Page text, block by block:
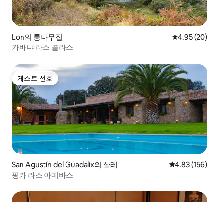
Lon의 통나무집 평점 4.95점(5
4.95 (20)
카바냐 라스 콜라스
게스트 선호
게스트 선호
San Agustín del Guadalix의 샬레 평점 4.83점(5
4.83 (156)
핑카 라스 아메바스